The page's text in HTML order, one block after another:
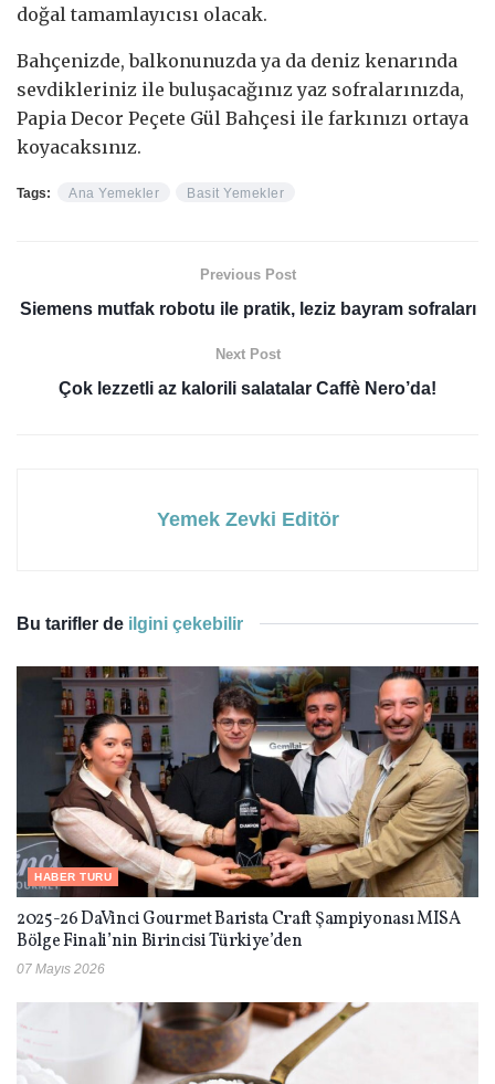
doğal tamamlayıcısı olacak.
Bahçenizde, balkonunuzda ya da deniz kenarında
sevdikleriniz ile buluşacağınız yaz sofralarınızda,
Papia Decor Peçete Gül Bahçesi ile farkınızı ortaya
koyacaksınız.
Tags: Ana Yemekler Basit Yemekler
Previous Post
Siemens mutfak robotu ile pratik, leziz bayram sofraları
Next Post
Çok lezzetli az kalorili salatalar Caffè Nero’da!
Yemek Zevki Editör
Bu tarifler de ilgini çekebilir
HABER TURU
2025-26 DaVinci Gourmet Barista Craft Şampiyonası MISA
Bölge Finali’nin Birincisi Türkiye’den
07 Mayıs 2026